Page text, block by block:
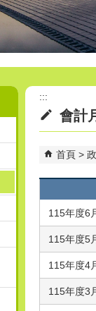
:::
會計
首頁
115年度6
115年度5
115年度4
115年度3